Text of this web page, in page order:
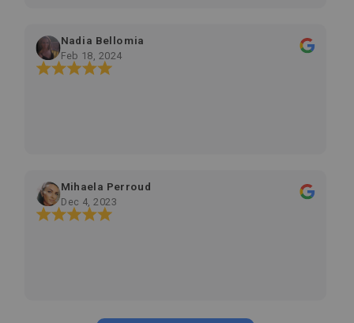
Nadia Bellomia
Feb 18, 2024
Mihaela Perroud
Dec 4, 2023